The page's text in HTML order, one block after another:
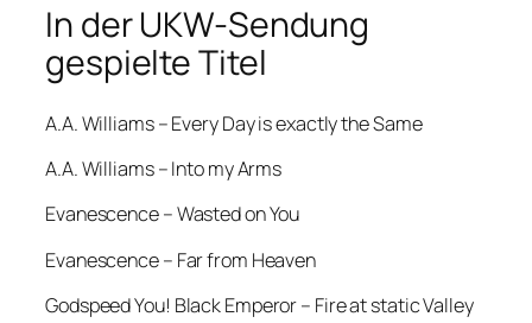
In der UKW-Sendung
gespielte Titel
A.A. Williams – Every Day is exactly the Same
A.A. Williams – Into my Arms
Evanescence – Wasted on You
Evanescence – Far from Heaven
Godspeed You! Black Emperor – Fire at static Valley